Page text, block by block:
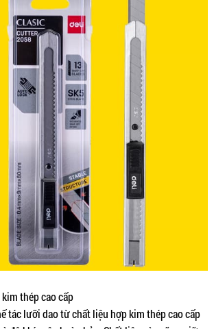
thép cao cấp
tác lưỡi dao từ chất liệu hợp kim thép cao cấp